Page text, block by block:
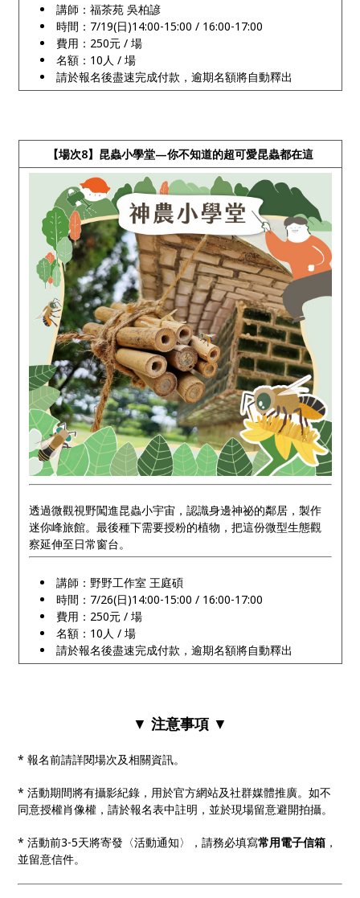
講師：福茶苑 吳柏諺
時間：7/19(日)14:00-15:00 / 16:00-17:00
費用：250元 / 場
名額：10人 / 場
請於報名後盡速完成付款，逾期名額將自動釋出
【場次8】昆蟲小學堂—你不知道的超可愛昆蟲都在這
透過微觀視野闖進昆蟲小宇宙，認識身邊神祕的鄰居，製作
迷你峰旅館。最後種下需要授粉的植物，把這份微型生態觀
察延伸至日常窗台。
講師：野野工作室 王庭碩
時間：7/26(日)14:00-15:00 / 16:00-17:00
費用：250元 / 場
名額：10人 / 場
請於報名後盡速完成付款，逾期名額將自動釋出
▼ 注意事項 ▼
* 報名前請詳閱場次及相關資訊。
* 活動期間將有攝影紀錄，用於官方網站及社群媒體推廣。如不
同意授權肖像權，請於報名表中註明，並於現場留意避開拍攝。
* 活動前3-5天將寄發〈活動通知〉，請務必填寫常用電子信箱 ，
並留意信件。